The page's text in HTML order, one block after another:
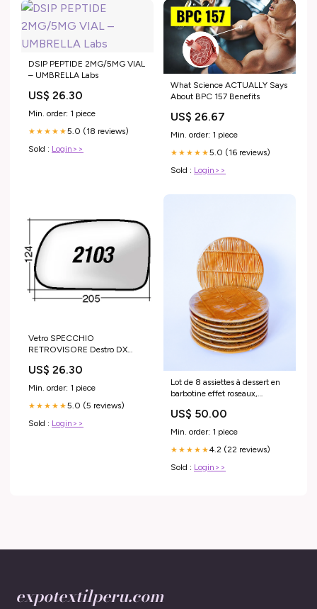
DSIP PEPTIDE 2MG/5MG VIAL
– UMBRELLA Labs
US$ 26.30
Min. order: 1 piece
★★★★★5.0 (18 reviews)
Sold : Login>>
What Science ACTUALLY Says
About BPC 157 Benefits
US$ 26.67
Min. order: 1 piece
★★★★★5.0 (16 reviews)
Sold : Login>>
Vetro SPECCHIO
RETROVISORE Destro DX
US$ 26.30
Min. order: 1 piece
★★★★★5.0 (5 reviews)
Sold : Login>>
Lot de 8 assiettes à dessert en
barbotine effet roseaux,
MUSHROOMXTB0925
US$ 50.00
Min. order: 1 piece
★★★★★4.2 (22 reviews)
Sold : Login>>
expotextilperu.com